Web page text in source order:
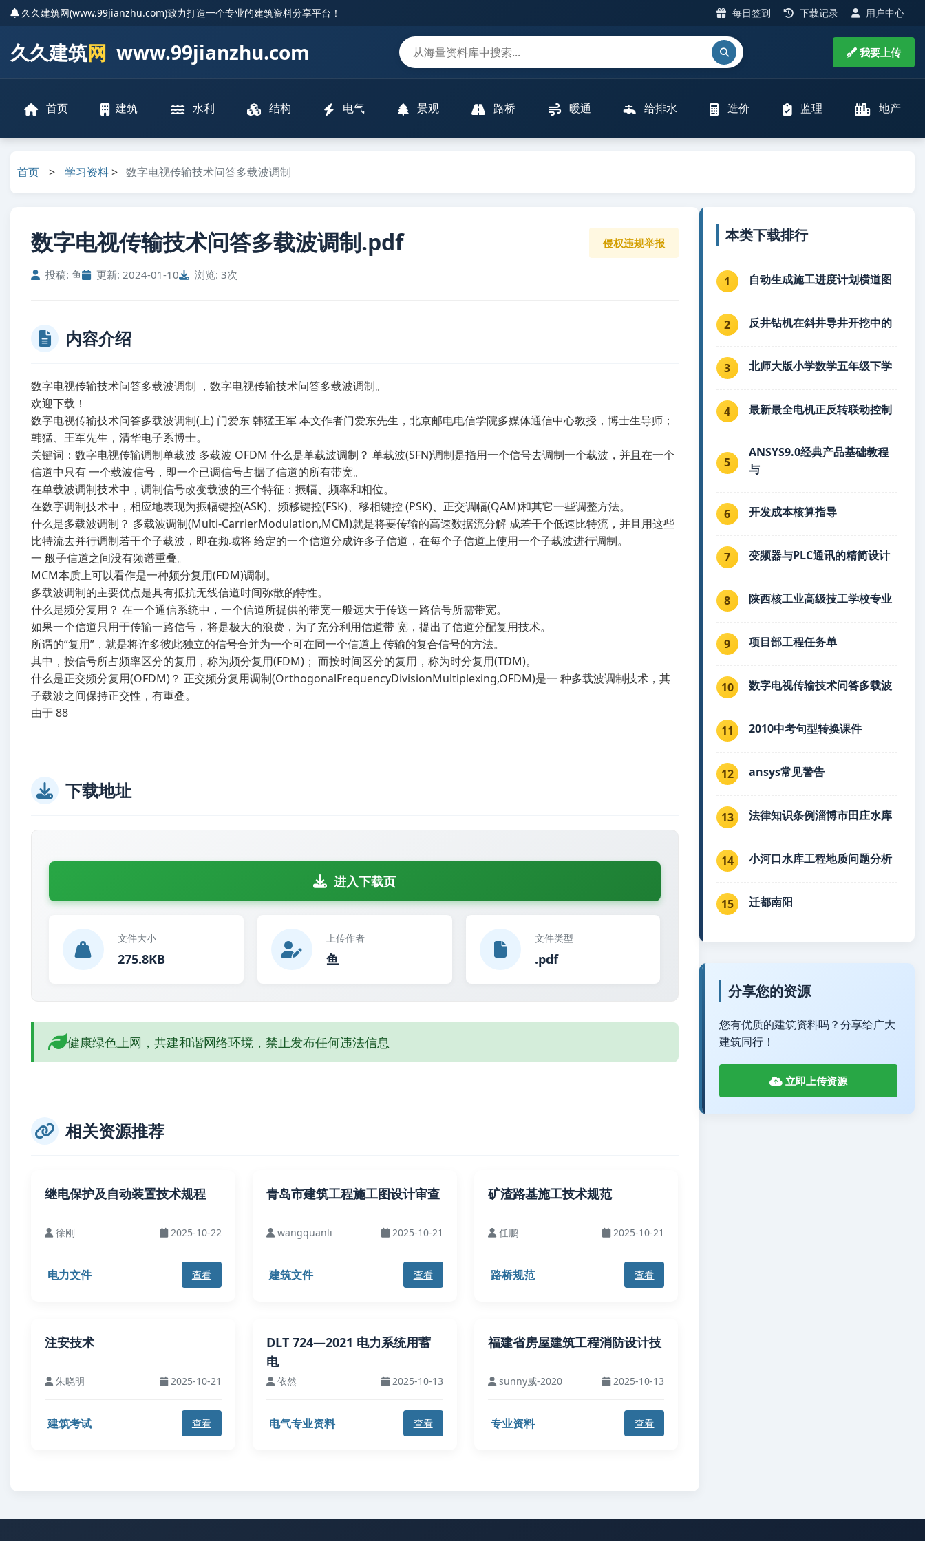
久久建筑网(www.99jianzhu.com)致力打造一个专业的建筑资料分享平台！ 每日签到 下载记录 用户中心
久久建筑网 www.99jianzhu.com 我要上传
首页 建筑 水利 结构 电气 景观 路桥 暖通 给排水 造价 监理 地产
首页 > 学习资料> 数字电视传输技术问答多载波调制
数字电视传输技术问答多载波调制.pdf
投稿: 鱼 更新: 2024-01-10 浏览: 3次
侵权违规举报
内容介绍
数字电视传输技术问答多载波调制 ，数字电视传输技术问答多载波调制。
欢迎下载！
数字电视传输技术问答多载波调制(上) 门爱东 韩猛王军 本文作者门爱东先生，北京邮电电信学院多媒体通信中心教授，博士生导师；
韩猛、王军先生，清华电子系博士。
关键词：数字电视传输调制单载波 多载波 OFDM 什么是单载波调制？ 单载波(SFN)调制是指用一个信号去调制一个载波，并且在一个
信道中只有 一个载波信号，即一个已调信号占据了信道的所有带宽。
在单载波调制技术中，调制信号改变载波的三个特征：振幅、频率和相位。
在数字调制技术中，相应地表现为振幅键控(ASK)、频移键控(FSK)、移相键控 (PSK)、正交调幅(QAM)和其它一些调整方法。
什么是多载波调制？ 多载波调制(Multi-CarrierModulation,MCM)就是将要传输的高速数据流分解 成若干个低速比特流，并且用这些
比特流去并行调制若干个子载波，即在频域将 给定的一个信道分成许多子信道，在每个子信道上使用一个子载波进行调制。
一 般子信道之间没有频谱重叠。
MCM本质上可以看作是一种频分复用(FDM)调制。
多载波调制的主要优点是具有抵抗无线信道时间弥散的特性。
什么是频分复用？ 在一个通信系统中，一个信道所提供的带宽一般远大于传送一路信号所需带宽。
如果一个信道只用于传输一路信号，将是极大的浪费，为了充分利用信道带 宽，提出了信道分配复用技术。
所谓的“复用”，就是将许多彼此独立的信号合并为一个可在同一个信道上 传输的复合信号的方法。
其中，按信号所占频率区分的复用，称为频分复用(FDM)； 而按时间区分的复用，称为时分复用(TDM)。
什么是正交频分复用(OFDM)？ 正交频分复用调制(OrthogonalFrequencyDivisionMultiplexing,OFDM)是一 种多载波调制技术，其
子载波之间保持正交性，有重叠。
由于 88
下载地址
进入下载页
文件大小
275.8KB
上传作者
鱼
文件类型
.pdf
健康绿色上网，共建和谐网络环境，禁止发布任何违法信息
相关资源推荐
继电保护及自动装置技术规程
徐刚 2025-10-22
电力文件 查看
青岛市建筑工程施工图设计审查
wangquanli 2025-10-21
建筑文件 查看
矿渣路基施工技术规范
任鹏 2025-10-21
路桥规范 查看
注安技术
朱晓明 2025-10-21
建筑考试 查看
DLT 724—2021 电力系统用蓄
电
依然 2025-10-13
电气专业资料 查看
福建省房屋建筑工程消防设计技
sunny威-2020 2025-10-13
专业资料 查看
本类下载排行
1 自动生成施工进度计划横道图
2 反井钻机在斜井导井开挖中的
3 北师大版小学数学五年级下学
4 最新最全电机正反转联动控制
5
ANSYS9.0经典产品基础教程
与
6 开发成本核算指导
7 变频器与PLC通讯的精简设计
8 陕西核工业高级技工学校专业
9 项目部工程任务单
10 数字电视传输技术问答多载波
11 2010中考句型转换课件
12 ansys常见警告
13 法律知识条例淄博市田庄水库
14 小河口水库工程地质问题分析
15 迁都南阳
分享您的资源
您有优质的建筑资料吗？分享给广大
建筑同行！
立即上传资源